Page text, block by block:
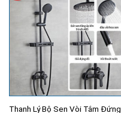
Thanh Lý Bộ Sen Vòi Tắm Đứng